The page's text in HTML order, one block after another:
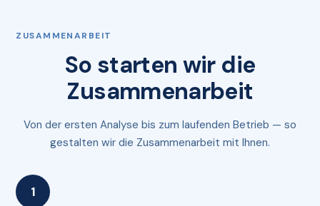
ZUSAMMENARBEIT
So starten wir die
Zusammenarbeit
Von der ersten Analyse bis zum laufenden Betrieb — so
gestalten wir die Zusammenarbeit mit Ihnen.